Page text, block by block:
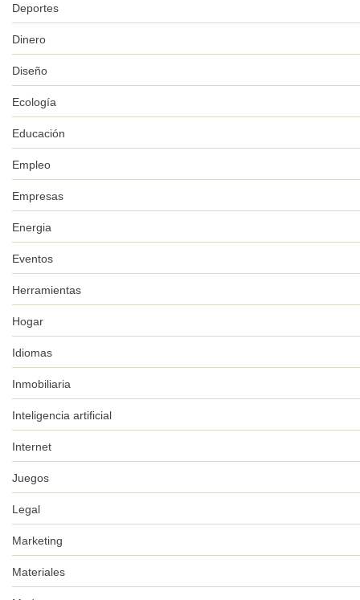
Deportes
Dinero
Diseño
Ecología
Educación
Empleo
Empresas
Energia
Eventos
Herramientas
Hogar
Idiomas
Inmobiliaria
Inteligencia artificial
Internet
Juegos
Legal
Marketing
Materiales